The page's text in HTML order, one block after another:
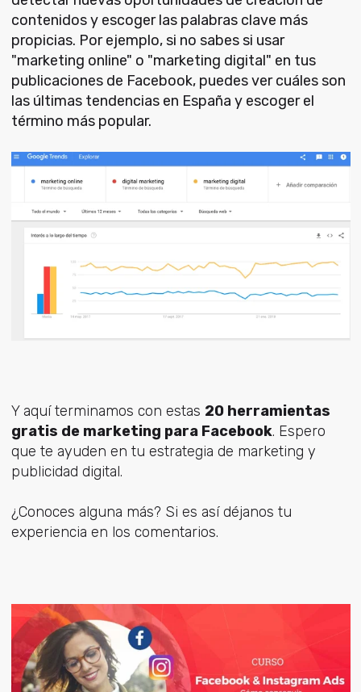
contenidos y escoger las palabras clave más
propicias. Por ejemplo, si no sabes si usar
"marketing online" o "marketing digital" en tus
publicaciones de Facebook, puedes ver cuáles son
las últimas tendencias en España y escoger el
término más popular.
Y aquí terminamos con estas 20 herramientas
gratis de marketing para Facebook. Espero
que te ayuden en tu estrategia de marketing y
publicidad digital.
¿Conoces alguna más? Si es así déjanos tu
experiencia en los comentarios.